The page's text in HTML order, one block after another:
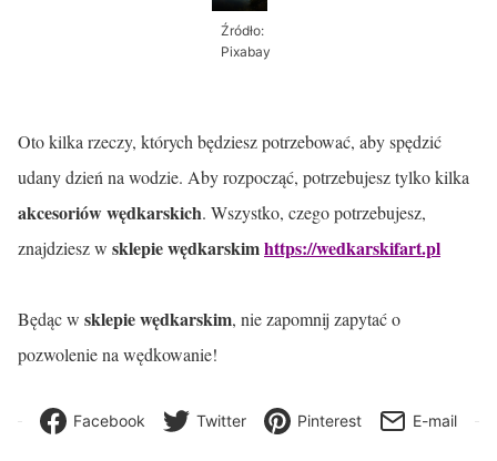
Źródło:
Pixabay
Oto kilka rzeczy, których będziesz potrzebować, aby spędzić
udany dzień na wodzie. Aby rozpocząć, potrzebujesz tylko kilka
akcesoriów wędkarskich. Wszystko, czego potrzebujesz,
znajdziesz w sklepie wędkarskimhttps://wedkarskifart.pl
Będąc w sklepie wędkarskim, nie zapomnij zapytać o
pozwolenie na wędkowanie!
Facebook Twitter Pinterest E-mail